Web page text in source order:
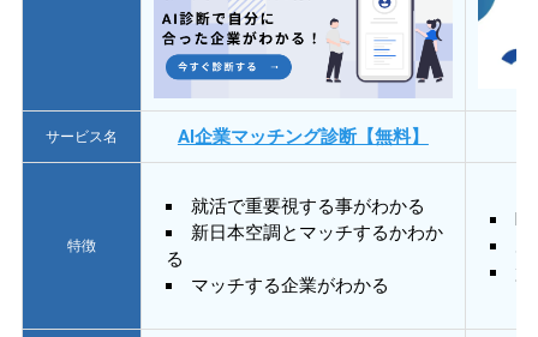
サービス名 AI企業マッチング診断【無料】
特徴
就活で重要視する事がわかる
新日本空調とマッチするかわか
る
マッチする企業がわかる
質